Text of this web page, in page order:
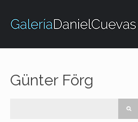
Günter Förg